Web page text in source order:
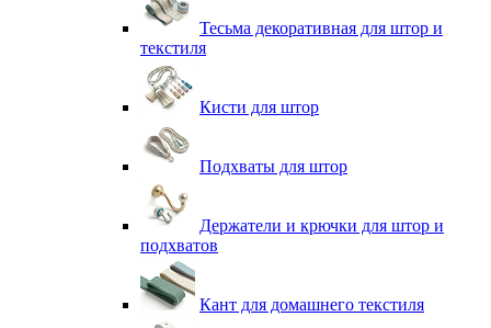
Тесьма декоративная для штор и
текстиля
Кисти для штор
Подхваты для штор
Держатели и крючки для штор и
подхватов
Кант для домашнего текстиля